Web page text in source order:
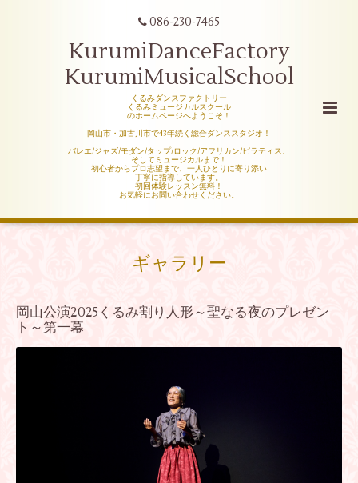
086-230-7465
KurumiDanceFactory
KurumiMusicalSchool
くるみダンスファクトリー
くるみミュージカルスクール
のホームページへようこそ！
岡山市・加古川市で43年続く総合ダンススタジオ！
バレエ/ジャズ/モダン/タップ/ロック/アフリカン/ピラティス、
そしてミュージカルまで！
初心者からプロ志望まで、一人ひとりに寄り添い
丁寧に指導しています。
初回体験レッスン無料！
お気軽にお問い合わせください。
ギャラリー
岡山公演2025くるみ割り人形～聖なる夜のプレゼン
ト～第一幕